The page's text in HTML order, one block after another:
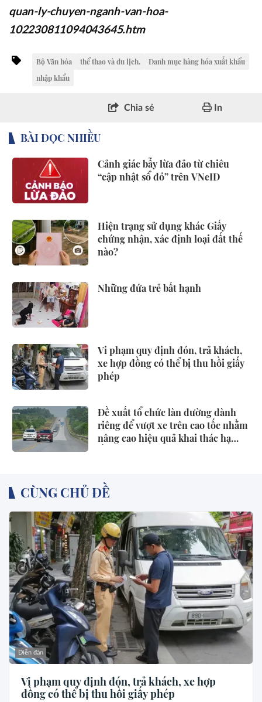
quan-ly-chuyen-nganh-van-hoa-
102230811094043645.htm
Bộ Văn hóa thể thao và du lịch.
Danh mục hàng hóa xuất khẩu
nhập khẩu
Chia sẻ In
BÀI ĐỌC NHIỀU
Cảnh giác bẫy lừa đảo từ chiêu
“cập nhật sổ đỏ” trên VNeID
Hiện trạng sử dụng khác Giấy
chứng nhận, xác định loại đất thế
nào?
Những đứa trẻ bất hạnh
Vi phạm quy định đón, trả khách,
xe hợp đồng có thể bị thu hồi giấy
phép
Đề xuất tổ chức làn đường dành
riêng để vượt xe trên cao tốc nhằm
nâng cao hiệu quả khai thác hạ
CÙNG CHỦ ĐỀ
Diễn đàn
Vi phạm quy định đón, trả khách, xe hợp
đồng có thể bị thu hồi giấy phép